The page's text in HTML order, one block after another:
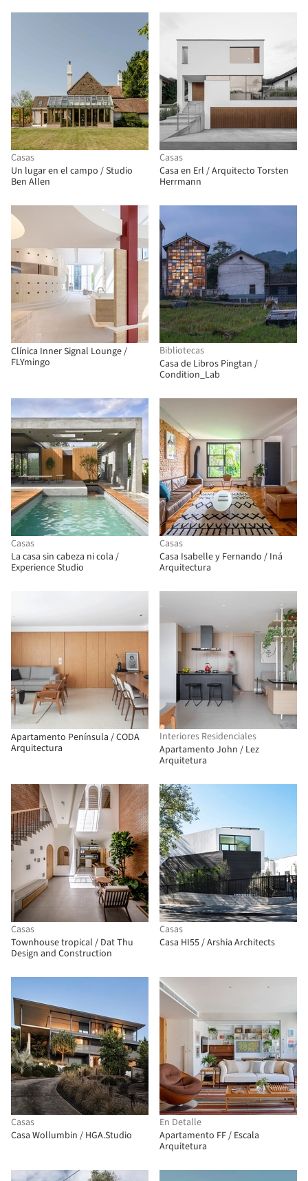
Casas
Un lugar en el campo / Studio
Ben Allen
Casas
Casa en Erl / Arquitecto Torsten
Herrmann
Clínica Inner Signal Lounge /
FLYmingo
Bibliotecas
Casa de Libros Pingtan /
Condition_Lab
Casas
La casa sin cabeza ni cola /
Experience Studio
Casas
Casa Isabelle y Fernando / Iná
Arquitectura
Apartamento Península / CODA
Arquitectura
Interiores Residenciales
Apartamento John / Lez
Arquitetura
Casas
Townhouse tropical / Dat Thu
Design and Construction
Casas
Casa HI55 / Arshia Architects
Casas
Casa Wollumbin / HGA.Studio
En Detalle
Apartamento FF / Escala
Arquitetura